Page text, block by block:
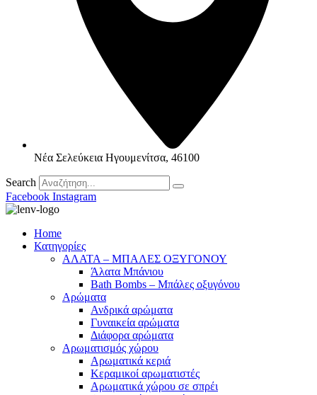
Νέα Σελεύκεια Ηγουμενίτσα, 46100
Search
Facebook Instagram
Home
Κατηγορίες
ΑΛΑΤΑ – ΜΠΑΛΕΣ ΟΞΥΓΟΝΟΥ
Άλατα Μπάνιου
Bath Bombs – Μπάλες οξυγόνου
Αρώματα
Ανδρικά αρώματα
Γυναικεία αρώματα
Διάφορα αρώματα
Αρωματισμός χώρου
Αρωματικά κεριά
Kεραμικοί αρωματιστές
Αρωματικά χώρου σε σπρέι